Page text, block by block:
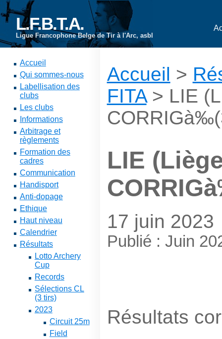
L.F.B.T.A.
Ligue Francophone Belge de Tir à l'Arc, asbl
Accueil
Qui sommes-nous
Labellisation des
clubs
Les clubs
Informations
Arbitrage et
règlements
Formation des
cadres
Communication
Handisport
Anti-dopage
Ethique
Haut niveau
Calendrier
Résultats
Lotto Archery
Cup
Records
Sélections CL
(3 tirs)
2023
Circuit 25m
Field
Accueil >
FITA> LIE
LIE
17 juin 2023
Publié : Juin
Résultats